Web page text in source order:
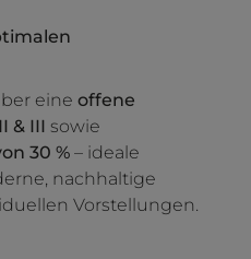
eine offene
& III sowie
30 % – ideale
nachhaltige
Vorstellungen.